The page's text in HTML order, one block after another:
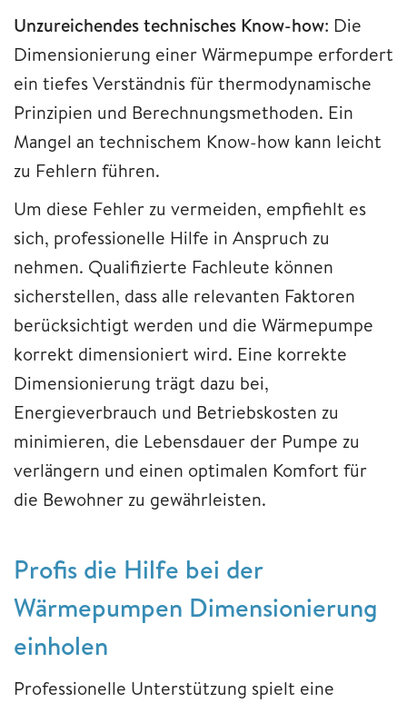
Unzureichendes technisches Know-how: Die
Dimensionierung einer Wärmepumpe erfordert
ein tiefes Verständnis für thermodynamische
Prinzipien und Berechnungsmethoden. Ein
Mangel an technischem Know-how kann leicht
zu Fehlern führen.
Um diese Fehler zu vermeiden, empfiehlt es
sich, professionelle Hilfe in Anspruch zu
nehmen. Qualifizierte Fachleute können
sicherstellen, dass alle relevanten Faktoren
berücksichtigt werden und die Wärmepumpe
korrekt dimensioniert wird. Eine korrekte
Dimensionierung trägt dazu bei,
Energieverbrauch und Betriebskosten zu
minimieren, die Lebensdauer der Pumpe zu
verlängern und einen optimalen Komfort für
die Bewohner zu gewährleisten.
Profis die Hilfe bei der
Wärmepumpen Dimensionierung
einholen
Professionelle Unterstützung spielt eine